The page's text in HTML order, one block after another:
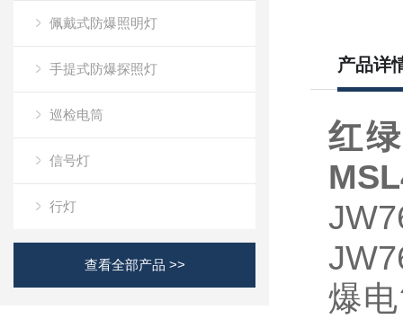
佩戴式防爆照明灯
手提式防爆探照灯
巡检电筒
信号灯
行灯
查看全部产品 >>
产品详
红
爆